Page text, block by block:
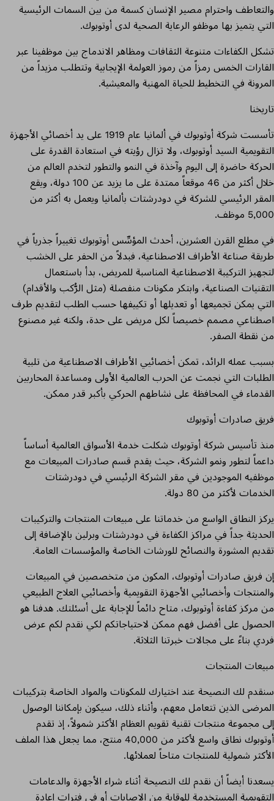
والتعاطف واحترام مصير الإنسان كسمة من بين السمات الرئيسية
التي يتميز بها موظفو الرعاية الصحية لدى أوتوبوك.
تشكل الكفاءات متنوعة الثقافات ومظاهر الاندماج بين موظفينا عبر
القارات الخمس رمزاً من رموز العولمة الإيجابية وتتطلب مزيداً من
المرونة في التخطيط للحياة المهنية والمعيشية.
تاريخنا
تأسست شركة أوتوبوك في ألمانيا عام 1919 على يد أخصائي الأجهزة
التقويمية السيد أوتوبوك، ولا تزال رؤيته في استعادة القدرة على
الحركة حاضرة إلى اليوم وآخذة في النمو والتطور لتخدم العالم من
خلال أكثر من 46 موقعاً ممتدة على ما يزيد عن 100 دولة، ويقع
المقر الرئيسي للشركة في دودرشتات بألمانيا ويعمل به أكثر من
5,000 موظف.
في مطلع القرن العشرين، أحدث المؤسِّس أوتوبوك تغييراً جذرياً في
طريقة صناعة الأطراف الاصطناعية، فبدلاً من الحفر على الخشب
لتجهيز التركيبة الاصطناعية المناسبة للمريض، بدأ باستعمال
التقنيات الصناعية، وابتكر مكونات منفصلة (مثل الرُّكب والأقدام)
التي يمكن تجميعها أو تعديلها أو تكييفها حسب الطلب لتقديم طرف
اصطناعي مصمم خصيصاً لكل مريض على حدة، ولكنه غير مصنوع
من نقطة الصفر.
بسبب عمله الرائد، تمكن أخصائيي الأطراف الاصطناعية من تلبية
الطلبات التي نجمت عن الحرب العالمية الأولى ومساعدة المحاربين
القدماء في المحافظة على نشاطهم الحركي بأكبر قدر ممكن.
فريق صادرات أوتوبوك
منذ تأسيس شركة أوتوبوك شكلت خدمة الأسواق العالمية أساساً
داعماً لتطور ونمو الشركة، حيث يقدم قسم صادرات المبيعات مع
موظفيه الموجودين في مقر الشركة الرئيسي في دودرشتات
الخدمات لأكثر من 80 دولة.
يركز النطاق الواسع من خدماتنا على مبيعات المنتجات والتركيبات
الحديثة جداً في مراكز الكفاءة في دودرشتات وبرلين بالإضافة إلى
تقديم المشورة والنصائح للورشات الخاصة والمؤسسات العامة.
إن فريق صادرات أوتوبوك، المكون من متخصصين في المبيعات
والمنتجات وأخصائيي الأجهزة التقويمية وأخصائيي العلاج الطبيعي
من مركز كفاءة أوتوبوك، متاح دائماً للإجابة على أسئلتك. هدفنا هو
الحصول على أفضل فهم ممكن لاحتياجاتكم لكي نقدم لكم عرض
فردي بناءً على مجالات خبرتنا الثلاثة.
مبيعات المنتجات
سنقدم لك النصيحة عند اختيارك للمكونات والمواد الخاصة بتركيبات
المرضى الذين تتعامل معهم، وأثناء ذلك، سيكون بإمكاننا الوصول
إلى مجموعة منتجات تقنية تقويم العظام الأكثر شمولاً، إذ تقدم
أوتوبوك نطاق واسع لأكثر من 40,000 منتج، مما يجعل هذا الملف
الأكثر شمولية للمنتجات متاحاً لعملائها.
يسعدنا أيضاً أن نقدم لك النصيحة أثناء شراء الأجهزة والدعامات
التقويمية المستخدمة للوقاية من الإصابات أو في فترات إعادة